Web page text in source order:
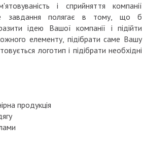
і сприйняття
компанії
завдання полягає в
тому, що б
ідею Вашої компанії і підійти
елементу, підібрати саме Вашу
логотип і підібрати необхідні
продукція